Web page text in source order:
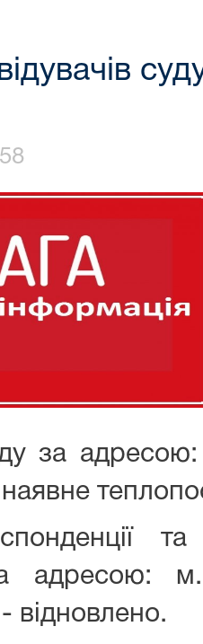
за
адресою:
відновлено.